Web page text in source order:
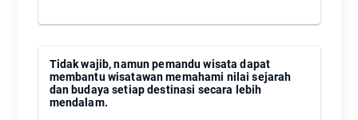
Tidak wajib, namun pemandu wisata dapat
membantu wisatawan memahami nilai sejarah
dan budaya setiap destinasi secara lebih
mendalam.